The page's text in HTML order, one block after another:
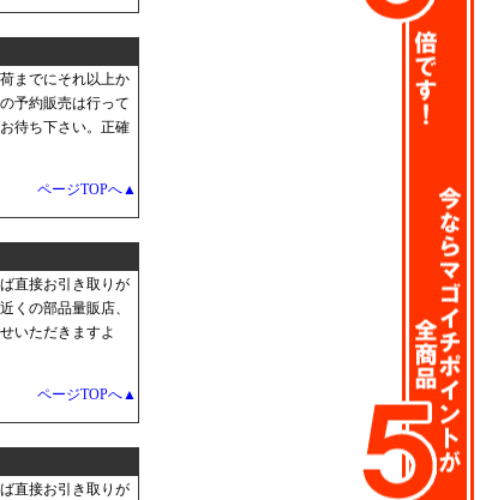
までにそれ以上か
予約販売は行って
待ち下さい。正確
ページTOPへ▲
直接お引き取りが
くの部品量販店、
いただきますよ
ページTOPへ▲
直接お引き取りが